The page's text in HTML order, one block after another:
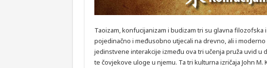
Taoizam, konfucijanizam i budizam tri su glavna
pojedinačno i međusobno utjecali na drevno, ali i
jedinstvene interakcije između ova tri učenja pruža uvid u
te čovjekove uloge u njemu. Ta tri kulturna izričaja John M.